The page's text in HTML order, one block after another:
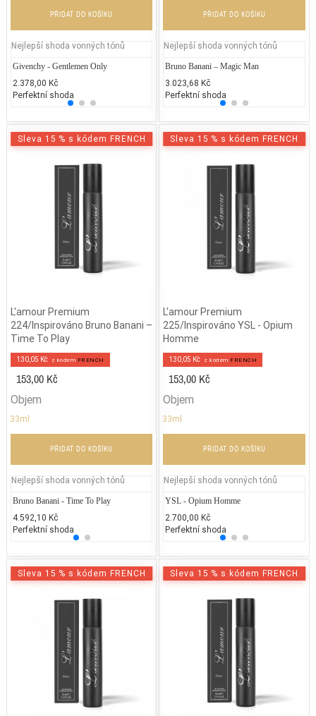
PŘIDAT DO KOŠÍKU
Nejlepší shoda vonných tónů
Givenchy - Gentlemen Only
2.378,00 Kč
Perfektní shoda
Gucci - Envy for Men (UNIKAT)
5.000,00 Kč
25% běžných vonných tónů
PŘIDAT DO KOŠÍKU
Nejlepší shoda vonných tónů
Bruno Banani – Magic Man
3.023,68 Kč
Perfektní shoda
Sleva 15 % s kódem FRENCH
L'amour Premium
224/Inspirováno Bruno Banani –
Time To Play
130,05 Kč z kodem FRENCH
153,00 Kč
Objem
33ml
PŘIDAT DO KOŠÍKU
Nejlepší shoda vonných tónů
Bruno Banani - Time To Play
4.592,10 Kč
Perfektní shoda
Chanel - Allure Edition Blanche
3.500,00 Kč
25% běžných vonných tónů
Sleva 15 % s kódem FRENCH
L'amour Premium
225/Inspirováno YSL - Opium
Homme
130,05 Kč z kodem FRENCH
153,00 Kč
Objem
33ml
PŘIDAT DO KOŠÍKU
Nejlepší shoda vonných tónů
YSL - Opium Homme
2.700,00 Kč
Perfektní shoda
Sleva 15 % s kódem FRENCH Sleva 15 % s kódem FRENCH